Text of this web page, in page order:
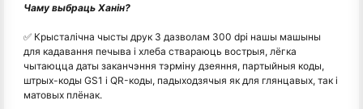
Чаму выбраць Ханін?
✅ Крысталічна чысты друк З дазволам 300 dpi нашы машыны
для кадавання печыва і хлеба ствараюць вострыя, лёгка
чытаюцца даты заканчэння тэрміну дзеяння, партыйныя коды,
штрых-коды GS1 і QR-коды, падыходзячыя як для глянцавых, так і
матовых плёнак.